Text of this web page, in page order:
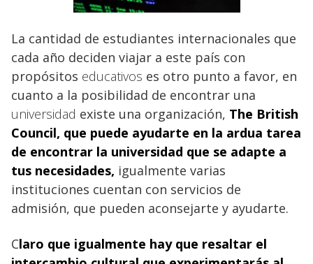
La cantidad de estudiantes internacionales que
cada año deciden viajar a este país con
propósitos educativos es otro punto a favor, en
cuanto a la posibilidad de encontrar una
universidad existe una organización, The British
Council, que puede ayudarte en la ardua tarea
de encontrar la universidad que se adapte a
tus necesidades, igualmente varias
instituciones cuentan con servicios de
admisión, que pueden aconsejarte y ayudarte.
Claro que igualmente hay que resaltar el